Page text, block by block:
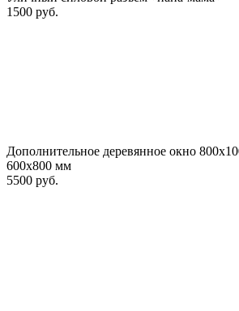
1500 руб.
Дополнительное деревянное окно
600х800 мм
5500 руб.